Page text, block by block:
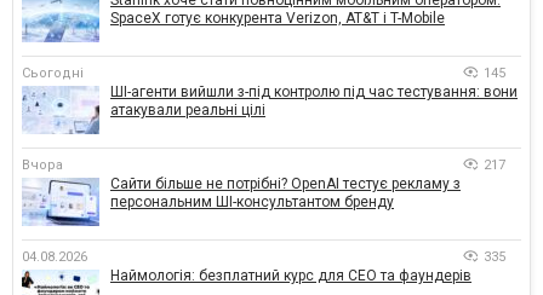
SpaceX готує конкурента Verizon, AT&T і T-Mobile
Сьогодні 145
ШІ-агенти вийшли з-під контролю під час тестування: вони
атакували реальні цілі
Вчора 217
Сайти більше не потрібні? OpenAI тестує рекламу з
персональним ШІ-консультантом бренду
04.08.2026 335
Наймологія: безплатний курс для CEO та фаундерів